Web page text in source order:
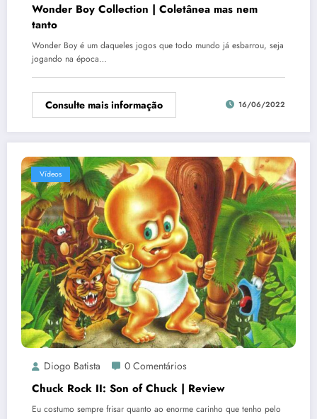
Wonder Boy Collection | Coletânea mas nem
tanto
Wonder Boy é um daqueles jogos que todo mundo já esbarrou, seja
jogando na época…
Consulte mais informação 16/06/2022
Vídeos
Diogo Batista 0 Comentários
Chuck Rock II: Son of Chuck | Review
Eu costumo sempre frisar quanto ao enorme carinho que tenho pelo